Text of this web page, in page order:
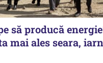
să producă
mai ales seara,